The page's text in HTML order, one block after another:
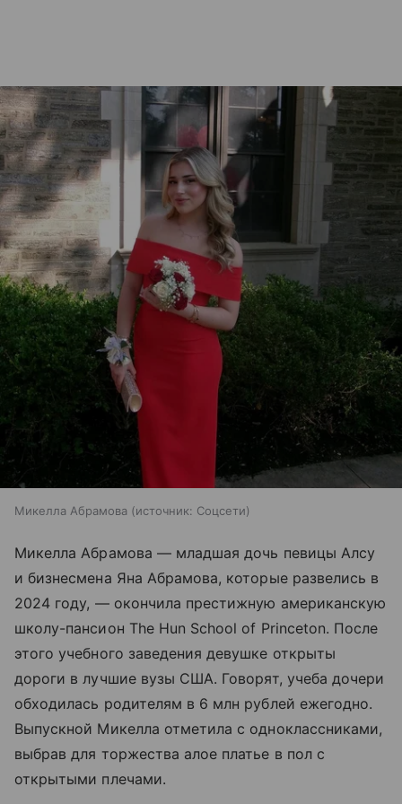
Микелла Абрамова источник: Соцсети
Микелла Абрамова — младшая дочь певицы Алсу
и бизнесмена Яна Абрамова, которые развелись в
2024 году, — окончила престижную американскую
школу-пансион The Hun School of Princeton. После
этого учебного заведения девушке открыты
дороги в лучшие вузы США. Говорят, учеба дочери
обходилась родителям в 6 млн рублей ежегодно.
Выпускной Микелла отметила с одноклассниками,
выбрав для торжества алое платье в пол с
открытыми плечами.